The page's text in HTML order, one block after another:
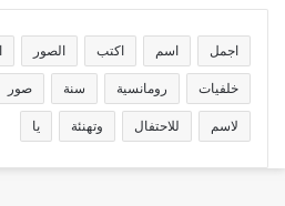
اجمل اسم اكتب الصور
خلفيات رومانسية سنة صور
لاسم للاحتفال وتهنئة يا